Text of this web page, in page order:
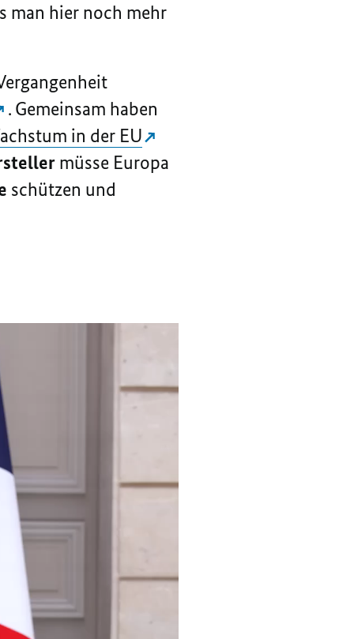
man hier noch mehr
. Gemeinsam haben
in der EU
müsse Europa
schützen und
das zu wünschen
heute
für die deutsch-